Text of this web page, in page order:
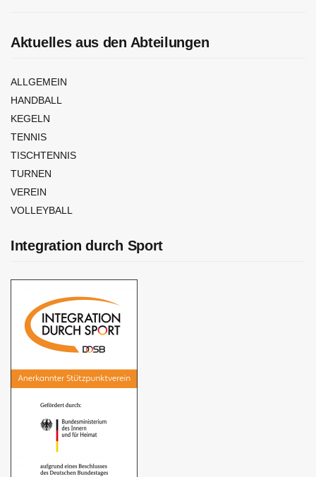
Aktuelles aus den Abteilungen
ALLGEMEIN
HANDBALL
KEGELN
TENNIS
TISCHTENNIS
TURNEN
VEREIN
VOLLEYBALL
Integration durch Sport